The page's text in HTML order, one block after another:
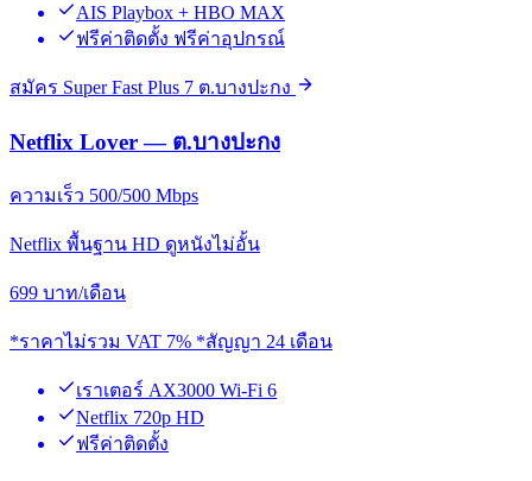
AIS Playbox + HBO MAX
ฟรีค่าติดตั้ง ฟรีค่าอุปกรณ์
สมัคร Super Fast Plus 7 ต.บางปะกง
Netflix Lover — ต.บางปะกง
ความเร็ว 500/500 Mbps
Netflix พื้นฐาน HD ดูหนังไม่อั้น
699 บาท/เดือน
*ราคาไม่รวม VAT 7% *สัญญา 24 เดือน
เราเตอร์ AX3000 Wi-Fi 6
Netflix 720p HD
ฟรีค่าติดตั้ง